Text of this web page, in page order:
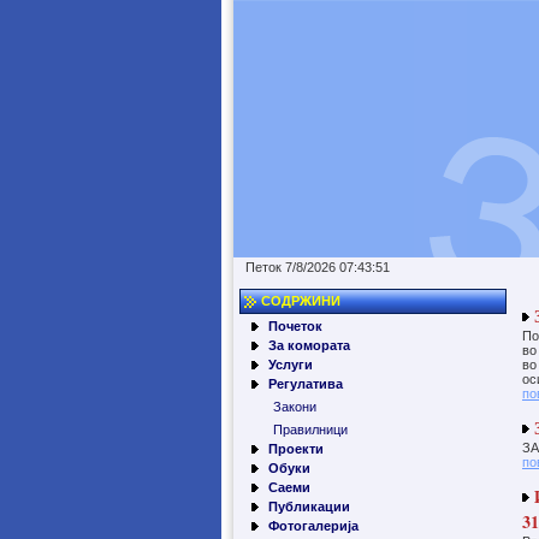
Петок 7/8/2026 07:43:51
СОДРЖИНИ
Почеток
За комората
Услуги
Регулатива
Закони
Правилници
Проекти
Обуки
Саеми
Публикации
Фотогалерија
во
во